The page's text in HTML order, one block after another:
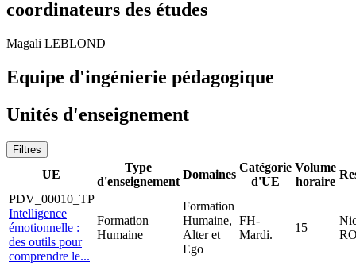
coordinateurs des études
Magali LEBLOND
Equipe d'ingénierie pédagogique
Unités d'enseignement
Filtres
UE
Type
d'enseignement
Domaines
Catégorie
d'UE
Volume
horaire
PDV_00010_TP
Intelligence
émotionnelle :
des outils pour
comprendre le...
Formation
Humaine
Formation
Humaine,
Alter et
Ego
FH-
Mardi.
15